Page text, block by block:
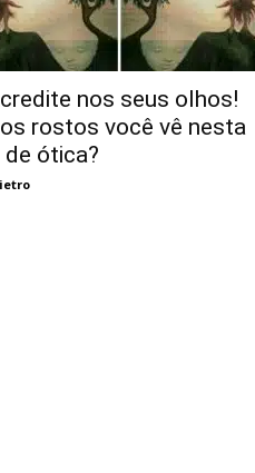
nos seus olhos!
rostos você vê nesta
ótica?